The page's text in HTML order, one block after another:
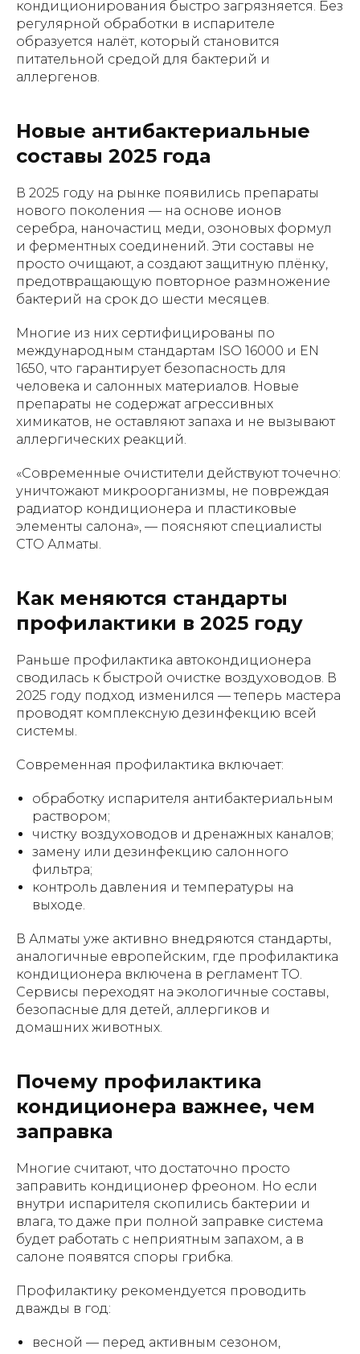
кондиционирования быстро загрязняется. Без
регулярной обработки в испарителе
образуется налёт, который становится
питательной средой для бактерий и
аллергенов.
Новые антибактериальные
составы 2025 года
В 2025 году на рынке появились препараты
нового поколения — на основе ионов
серебра, наночастиц меди, озоновых формул
и ферментных соединений. Эти составы не
просто очищают, а создают защитную плёнку,
предотвращающую повторное размножение
бактерий на срок до шести месяцев.
Многие из них сертифицированы по
международным стандартам ISO 16000 и EN
1650, что гарантирует безопасность для
человека и салонных материалов. Новые
препараты не содержат агрессивных
химикатов, не оставляют запаха и не вызывают
аллергических реакций.
«Современные очистители действуют точечно:
уничтожают микроорганизмы, не повреждая
радиатор кондиционера и пластиковые
элементы салона», — поясняют специалисты
СТО Алматы.
Как меняются стандарты
профилактики в 2025 году
Раньше профилактика автокондиционера
сводилась к быстрой очистке воздуховодов. В
2025 году подход изменился — теперь мастера
проводят комплексную дезинфекцию всей
системы.
Современная профилактика включает:
обработку испарителя антибактериальным
раствором;
чистку воздуховодов и дренажных каналов;
замену или дезинфекцию салонного
фильтра;
контроль давления и температуры на
выходе.
В Алматы уже активно внедряются стандарты,
аналогичные европейским, где профилактика
кондиционера включена в регламент ТО.
Сервисы переходят на экологичные составы,
безопасные для детей, аллергиков и
домашних животных.
Почему профилактика
кондиционера важнее, чем
заправка
Многие считают, что достаточно просто
заправить кондиционер фреоном. Но если
внутри испарителя скопились бактерии и
влага, то даже при полной заправке система
будет работать с неприятным запахом, а в
салоне появятся споры грибка.
Профилактику рекомендуется проводить
дважды в год:
весной — перед активным сезоном,